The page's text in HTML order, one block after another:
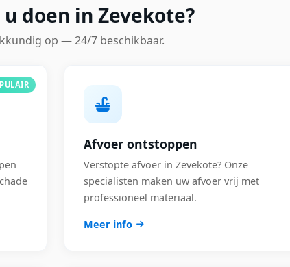
doen in Zevekote?
op — 24/7 beschikbaar.
Afvoer ontstoppen
Verstopte afvoer in Zevekote? Onze
specialisten maken uw afvoer vrij met
professioneel materiaal.
Meer info